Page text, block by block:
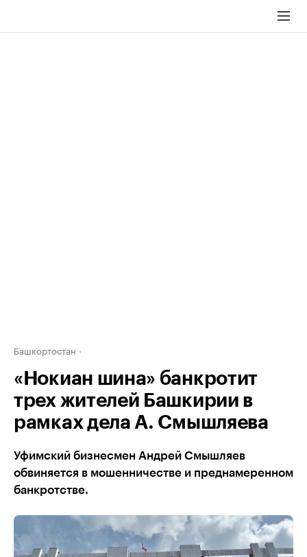
Башкортостан
«Нокиан шина» банкротит
трех жителей Башкирии в
рамках дела А. Смышляева
Уфимский бизнесмен Андрей Смышляев
обвиняется в мошенничестве и преднамеренном
банкротстве.